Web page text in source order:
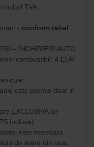
includ TVA;
- conform tabel
– ÎNCHIRIERI AUTO
combustibil: 4 EUR
este permis doar in
EXCLUSIVA pe
inclusa);
este necesara
de iesire din tara;